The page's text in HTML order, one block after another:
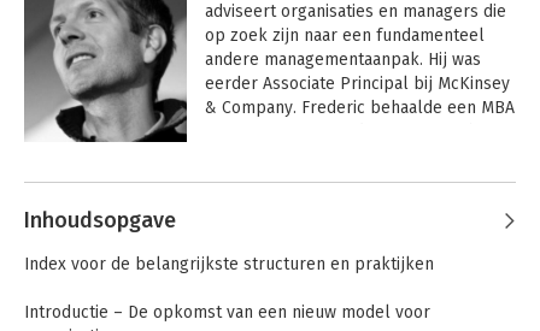
adviseert organisaties en managers die
op zoek zijn naar een fundamenteel
andere managementaanpak. Hij was
eerder Associate Principal bij McKinsey
& Company. Frederic behaalde een MBA
Colorado.
Andere boeken door Frederic
Laloux
Inhoudsopgave
Index voor de belangrijkste structuren en praktijken
Introductie – De opkomst van een nieuw model voor